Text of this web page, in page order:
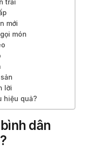
trải
mới
món
lời
hiệu quả?
dân